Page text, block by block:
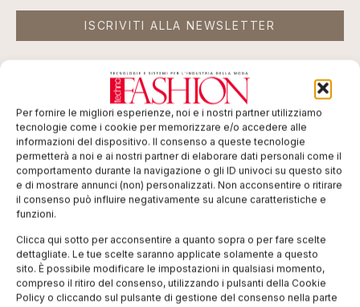
Per fornire le migliori esperienze, noi e i nostri partner utilizziamo
tecnologie come i cookie per memorizzare e/o accedere alle
informazioni del dispositivo. Il consenso a queste tecnologie
permetterà a noi e ai nostri partner di elaborare dati personali come il
comportamento durante la navigazione o gli ID univoci su questo sito
e di mostrare annunci (non) personalizzati. Non acconsentire o ritirare
il consenso può influire negativamente su alcune caratteristiche e
funzioni.
Clicca qui sotto per acconsentire a quanto sopra o per fare scelte
dettagliate. Le tue scelte saranno applicate solamente a questo
sito. È possibile modificare le impostazioni in qualsiasi momento,
compreso il ritiro del consenso, utilizzando i pulsanti della Cookie
Policy o cliccando sul pulsante di gestione del consenso nella parte
ISCRIVITI ALLA NEWSLETTER
TI POTREBBERO INTERESSARE